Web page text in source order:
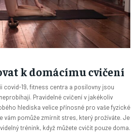
k domácímu cvičení
covid-19, fitness centra a posilovny jsou
Pravidelné cvičení v jakékoliv
hlediska velice přínosné pro vaše fyzické
vám pomůže zmírnit stres, který prožíváte. Je
trénink, když můžete cvičit pouze doma.